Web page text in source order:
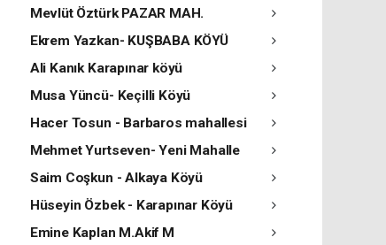
Mevlüt Öztürk PAZAR MAH.
Ekrem Yazkan- KUŞBABA KÖYÜ
Ali Kanık Karapınar köyü
Musa Yüncü- Keçilli Köyü
Hacer Tosun - Barbaros mahallesi
Mehmet Yurtseven- Yeni Mahalle
Saim Coşkun - Alkaya Köyü
Hüseyin Özbek - Karapınar Köyü
Emine Kaplan M.Akif M